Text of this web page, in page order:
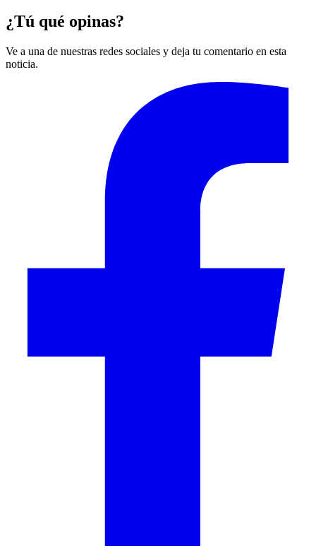
¿Tú qué opinas?
Ve a una de nuestras redes sociales y deja tu comentario en esta
noticia.